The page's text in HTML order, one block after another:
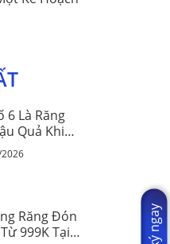
6 Là Răng
Quả Khi
Số 6
Răng Đón
999K Tại